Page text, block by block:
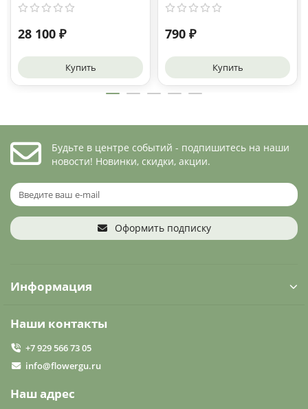
28 100 ₽
Купить
790 ₽
Купить
Будьте в центре событий - подпишитесь на наши
новости! Новинки, скидки, акции.
Оформить подписку
Информация
Наши контакты
+7 929 566 73 05
info@flowergu.ru
Наш адрес